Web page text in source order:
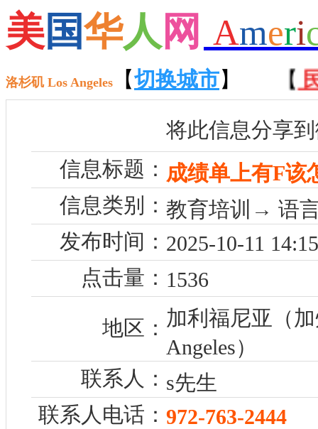
美国华人 网 Ameri
洛杉矶 Los Angeles 【切换城市】
交易】 【 接送服务】 【 民宿
将此信息分享
信息标题： 成绩单上有F该
信息类别： 教育培训→ 语
发布时间： 2025-10-11
点击量： 1536
地区： 加利福尼亚（
Angeles）
联系人： s先生
联系人电话： 972-763-2444